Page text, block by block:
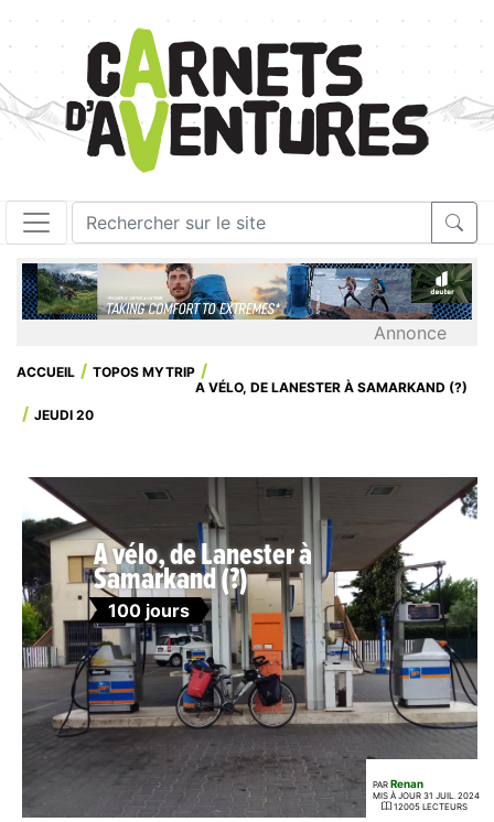
Annonce
ACCUEIL
TOPOS MYTRIP
A VÉLO, DE LANESTER À SAMARKAND (?)
JEUDI 20
A vélo, de Lanester à
Samarkand (?)
100 jours
PAR Renan
MIS À JOUR 31 JUIL. 2024
12005 LECTEURS